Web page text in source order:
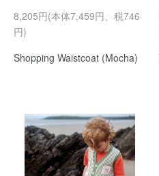
8,205円(本体7,459円、税746
円)
Shopping Waistcoat (Mocha)